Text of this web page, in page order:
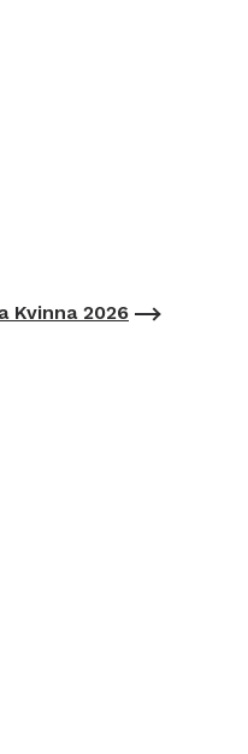
Kvinna 2026